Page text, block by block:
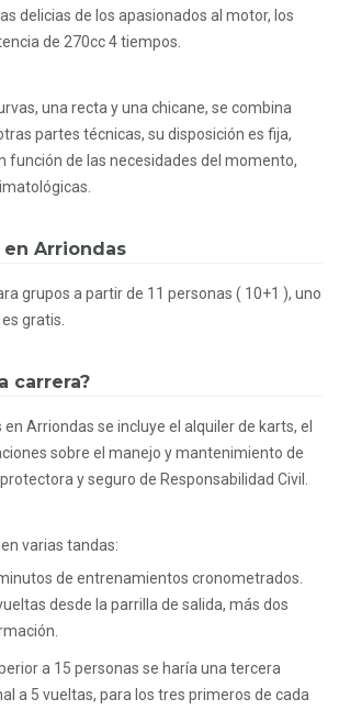
delicias de los apasionados al motor, los
de 270cc 4 tiempos.
una recta y una chicane, se combina
partes técnicas, su disposición es fija,
función de las necesidades del momento,
en Arriondas
grupos a partir de 11 personas ( 10+1 ), uno
gratis.
carrera?
en Arriondas se incluye el alquiler de karts, el
sobre el manejo y mantenimiento de
y seguro de Responsabilidad Civil.
varias tandas:
de entrenamientos cronometrados.
desde la parrilla de salida, más dos
a 15 personas se haría una tercera
a 5 vueltas, para los tres primeros de cada